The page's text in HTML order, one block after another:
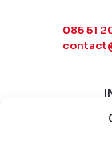
085 51